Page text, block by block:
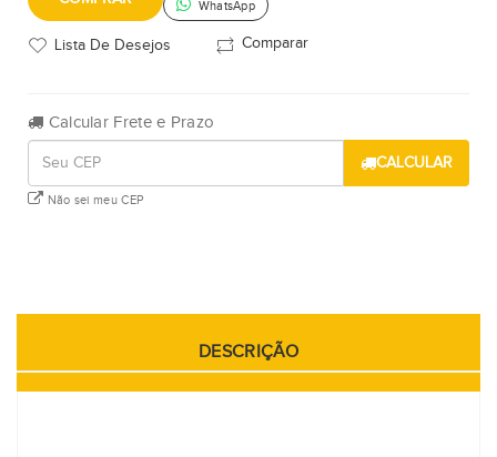
WhatsApp
Lista De Desejos Comparar
Calcular Frete e Prazo
CALCULAR
Não sei meu CEP
DESCRIÇÃO